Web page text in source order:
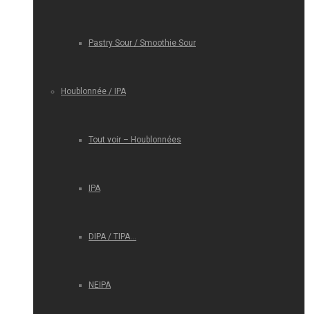
Pastry Sour / Smoothie Sour
Houblonnée / IPA
Tout voir – Houblonnées
IPA
DIPA / TIPA…
NEIPA